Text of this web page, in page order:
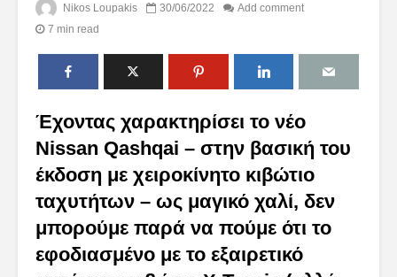
Nikos Loupakis 30/06/2022
Add comment
7 min read
Έχοντας χαρακτηρίσει το νέο
Nissan Qashqai – στην βασική του
έκδοση με χειροκίνητο κιβώτιο
ταχυτήτων – ως μαγικό χαλί, δεν
μπορούμε παρά να πούμε ότι το
εφοδιασμένο με το εξαιρετικό